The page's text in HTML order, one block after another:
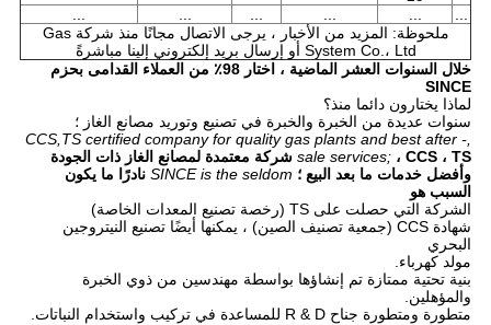
...
...
...
...
...
...
ملحوظة: المزيد من الأخبار ، يرجى الاتصال مجانًا منذ شركة Gas
System Co.، Ltd أو إرسال بريد إلكتروني إلينا مباشرةً
خلال السنوات العشر الماضية ، اختار 98٪ من العملاء القدامى بحزم
SINCE
لماذا يختارون دائما منذ؟
سنوات عديدة من الخبرة والخبرة في تصنيع وتوريد مصانع الغاز ؛
,CCS,TS certified company for quality gas plants and best after -
sale services;، CCS ، TS شركة معتمدة لمصانع الغاز ذات الجودة
وأفضل خدمات ما بعد البيع ؛ SINCE is the seldom نادرًا ما يكون
السبب هو
الشركة التي حصلت على TS (رخصة تصنيع المعدات الخاصة)
شهادة CCS (جمعية تصنيف الصين) ، يمكنها أيضًا تصنيع النيتروجين
البحري
مولد كهرباء.
بنية تحتية ممتازة تم إنشاؤها بواسطة مهندسين من ذوي الخبرة
والمؤهلين.
متطورة ومتطورة جناح R & D للمساعدة في تركيب واستخدام النباتات.